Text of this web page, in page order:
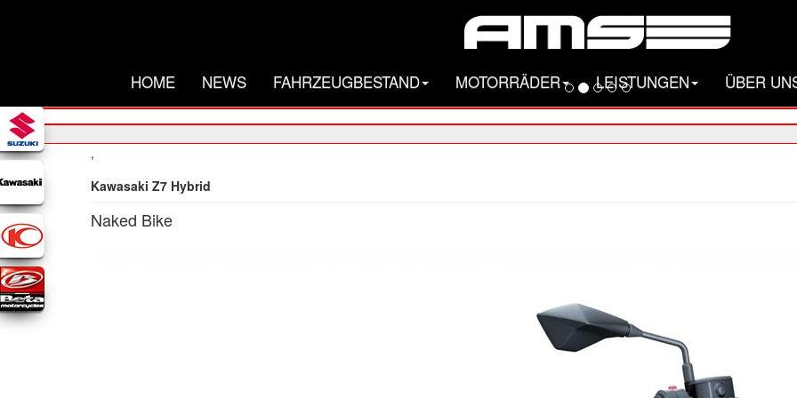
HOME NEWS FAHRZEUGBESTAND MOTORRÄDER LEISTUNGEN ÜBER
,
Kawasaki Z7 Hybrid
Naked Bike